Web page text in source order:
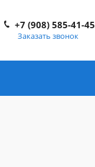
+7 (908) 585-41-45
Заказать звонок